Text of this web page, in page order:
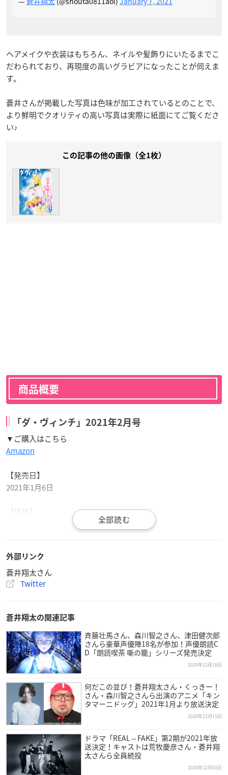
ヘアメイクや衣装はもちろん、ネイルや髪飾りにいたるまでこ
だわられており、再現度の高いグラビアになったことが伺えま
す。
蒼井さんが掲載した写真は色味が加工されているとのことで、
より鮮明でクオリティの高い写真は実際に紙面にてご覧くださ
い♪
この記事の他の画像（全1枚）
商品概要
「ダ・ヴィンチ」2021年2月号
▼ご購入はこちら
Amazon
【発売日】
2021年1月6日
【価格】
イラスト)
●特集1
わたしたちのセーラームーンが劇場に帰ってきた!
◎劇場版「美少女戦士セーラームーンEternal」の魅力
◎「美少女戦士セーラームーン」が教えてくれたこと
◎「美少女戦士セーラームーン」プロジェクト紹介
◎[インタビュー]三石琴乃(スーパーセーラームーン/月野うさ
ぎ役)
◎[インタビュー&グラビア]蒼井翔太asフィッシュ・アイ
◎[コメント寄稿]「美少女戦士セーラームーン」を愛するあの
人からのメッセージ
青山七恵/オーサ・イェークストロム/佐藤かよ/少年アヤ/ヒャ
ダイン
●特集2
作家生活20周年
島本理生の祈り
外部リンク
蒼井翔太さん
Twitter
蒼井翔太の関連記事
斉藤壮馬さん、森川智之さん、津田健次郎
さんら豪華声優陣18名が参加！声優朗読C
D「朗読喫茶 噺の籠」シリーズ発売決定
2020年12月18日
何だこの並び！蒼井翔太さん・くっきー！
さん・森川智之さんら出演のアニメ「キン
タマーニドッグ」2021年1月より放送決定
2020年12月15日
ドラマ「REAL⇔FAKE」第2期が2021年放
送決定！キャストは荒牧慶彦さん・蒼井翔
太さんら全員続投
2020年12月03日